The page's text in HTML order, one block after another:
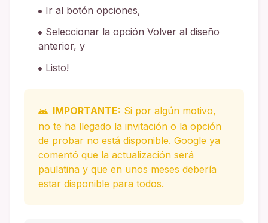
Ir al botón opciones,
Seleccionar la opción Volver al diseño
anterior, y
Listo!
IMPORTANTE: Si por algún motivo,
no te ha llegado la invitación o la opción
de probar no está disponible. Google ya
comentó que la actualización será
paulatina y que en unos meses debería
estar disponible para todos.